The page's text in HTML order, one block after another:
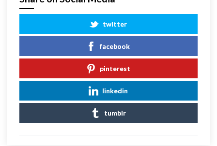
twitter
facebook
pinterest
linkedin
tumblr